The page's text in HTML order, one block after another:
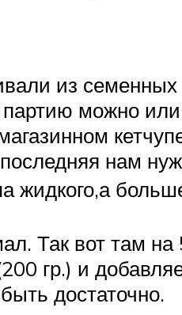
из
партию можно
нам
жидкого,а
Так вот там на
гр.) и
достаточно.